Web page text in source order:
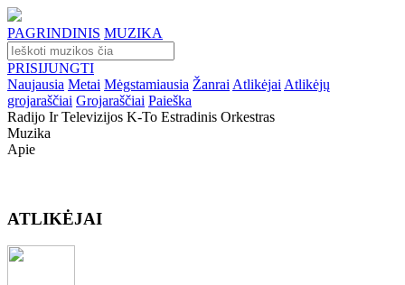
PAGRINDINIS MUZIKA
PRISIJUNGTI
Naujausia Metai Mėgstamiausia Žanrai Atlikėjai Atlikėjų
grojaraščiai Grojaraščiai Paieška
Radijo Ir Televizijos K-To Estradinis Orkestras
Muzika
Apie
ATLIKĖJAI